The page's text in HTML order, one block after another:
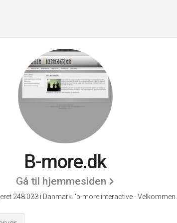
B-more.dk
Gå til hjemmesiden
248.033 i Danmark. 'b-more interactive -